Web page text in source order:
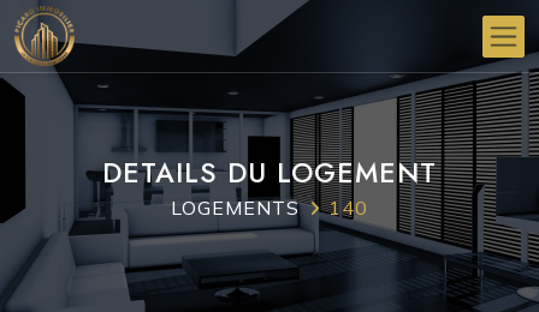
DETAILS DU LOGEMENT
LOGEMENTS 140